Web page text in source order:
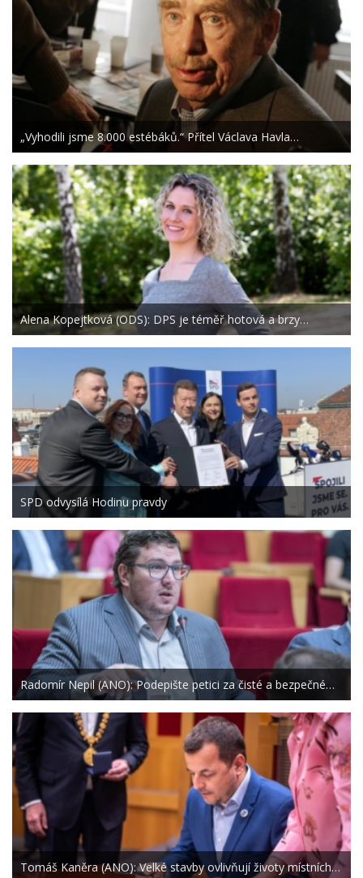
„Vyhodili jsme 8.000 estébáků.“ Přítel Václava Havla…
Alena Kopejtková (ODS): DPS je téměř hotová a brzy…
SPD odvysílá Hodinu pravdy
Radomír Nepil (ANO): Podepište petici za čisté a bezpečné…
Tomáš Kaněra (ANO): Velké stavby ovlivňují životy místních…